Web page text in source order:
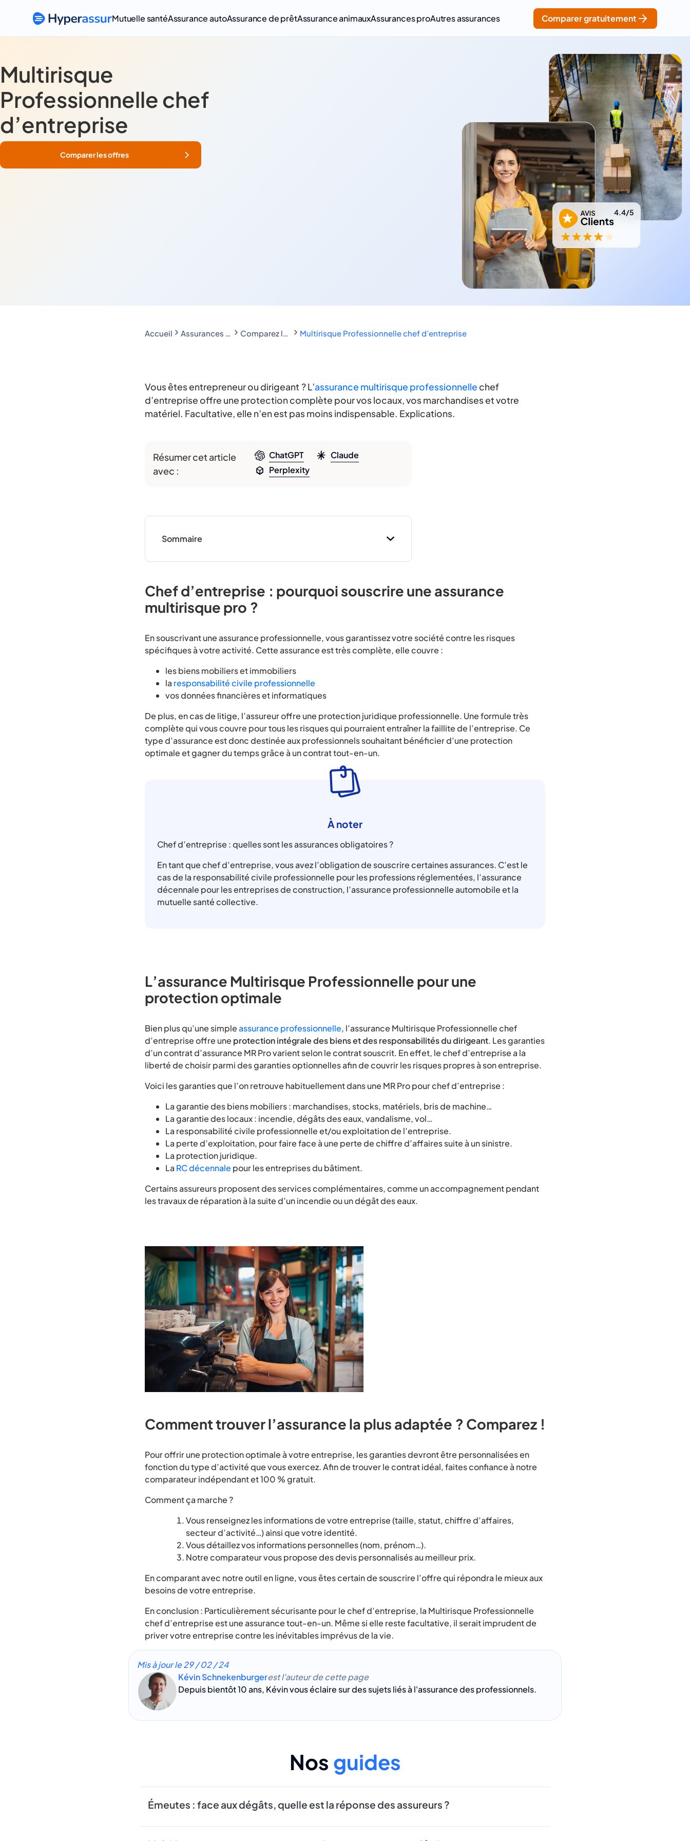
Mutuelle santéAssurance autoAssurance de prêtAssurance animauxAssurances proAutres assurances Comparer gratuitement
Multirisque
Professionnelle chef
d’entreprise
Comparer les offres
4.4/5
Accueil Assurances professionnelles Comparez les assurances Multirisque Pro Multirisque Professionnelle chef d’entreprise
Vous êtes entrepreneur ou dirigeant ? L’assurance multirisque professionnelle chef
d’entreprise offre une protection complète pour vos locaux, vos marchandises et votre
matériel. Facultative, elle n’en est pas moins indispensable. Explications.
Résumer cet article
avec :
ChatGPT
Claude
Perplexity
Sommaire
Chef d’entreprise : pourquoi souscrire une assurance
multirisque pro ?
En souscrivant une assurance professionnelle, vous garantissez votre société contre les risques
spécifiques à votre activité. Cette assurance est très complète, elle couvre :
les biens mobiliers et immobiliers
la responsabilité civile professionnelle
vos données financières et informatiques
De plus, en cas de litige, l’assureur offre une protection juridique professionnelle. Une formule très
complète qui vous couvre pour tous les risques qui pourraient entraîner la faillite de l’entreprise. Ce
type d’assurance est donc destinée aux professionnels souhaitant bénéficier d’une protection
optimale et gagner du temps grâce à un contrat tout-en-un.
À noter
Chef d’entreprise : quelles sont les assurances obligatoires ?
En tant que chef d’entreprise, vous avez l’obligation de souscrire certaines assurances. C’est le
cas de la responsabilité civile professionnelle pour les professions réglementées, l’assurance
décennale pour les entreprises de construction, l’assurance professionnelle automobile et la
mutuelle santé collective.
L’assurance Multirisque Professionnelle pour une
protection optimale
Bien plus qu’une simpleassurance professionnelle, l’assurance Multirisque Professionnelle chef
d’entreprise offre une protection intégrale des biens et des responsabilités du dirigeant. Les garanties
d’un contrat d’assurance MR Pro varient selon le contrat souscrit. En effet, le chef d’entreprise a la
liberté de choisir parmi des garanties optionnelles afin de couvrir les risques propres à son entreprise.
Voici les garanties que l’on retrouve habituellement dans une MR Pro pour chef d’entreprise :
La garantie des biens mobiliers : marchandises, stocks, matériels, bris de machine…
La garantie des locaux : incendie, dégâts des eaux, vandalisme, vol…
La responsabilité civile professionnelle et/ou exploitation de l’entreprise.
La perte d’exploitation, pour faire face à une perte de chiffre d’affaires suite à un sinistre.
La protection juridique.
La RC décennale pour les entreprises du bâtiment.
Certains assureurs proposent des services complémentaires, comme un accompagnement pendant
les travaux de réparation à la suite d’un incendie ou un dégât des eaux.
Comment trouver l’assurance la plus adaptée ? Comparez !
Pour offrir une protection optimale à votre entreprise, les garanties devront être personnalisées en
fonction du type d’activité que vous exercez. Afin de trouver le contrat idéal, faites confiance à notre
comparateur indépendant et 100 % gratuit.
Comment ça marche ?
Vous renseignez les informations de votre entreprise (taille, statut, chiffre d’affaires,
secteur d’activité…) ainsi que votre identité.
Vous détaillez vos informations personnelles (nom, prénom…).
Notre comparateur vous propose des devis personnalisés au meilleur prix.
En comparant avec notre outil en ligne, vous êtes certain de souscrire l’offre qui répondra le mieux aux
besoins de votre entreprise.
En conclusion : Particulièrement sécurisante pour le chef d’entreprise, la Multirisque Professionnelle
chef d’entreprise est une assurance tout-en-un. Même si elle reste facultative, il serait imprudent de
priver votre entreprise contre les inévitables imprévus de la vie.
Mis à jour le29 / 02 / 24
Kévin Schnekenburgerest l'auteur de cette page
Depuis bientôt 10 ans, Kévin vous éclaire sur des sujets liés à l'assurance des professionnels.
Nos guides
Émeutes : face aux dégâts, quelle est la réponse des assureurs ?